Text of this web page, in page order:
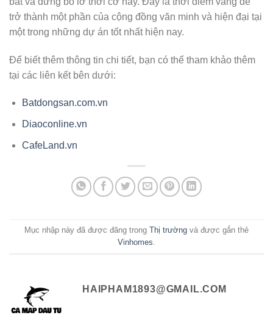
trở thành một phần của cộng đồng văn minh và hiện đại tại
một trong những dự án tốt nhất hiện nay.
Để biết thêm thông tin chi tiết, bạn có thể tham khảo thêm
tại các liên kết bên dưới:
Batdongsan.com.vn
Diaoconline.vn
CafeLand.vn
Mục nhập này đã được đăng trong Thị trường và được gắn thẻ
Vinhomes
HAIPHAM1893@GMAIL.COM